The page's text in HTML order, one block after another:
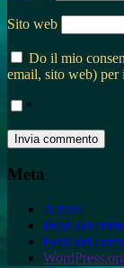
Sito web
Do il mio
email, sito web) per
*
Meta
Accedi
Feed dei
Feed dei